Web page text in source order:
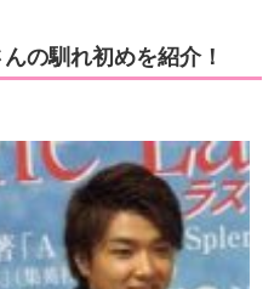
の馴れ初めを紹介！